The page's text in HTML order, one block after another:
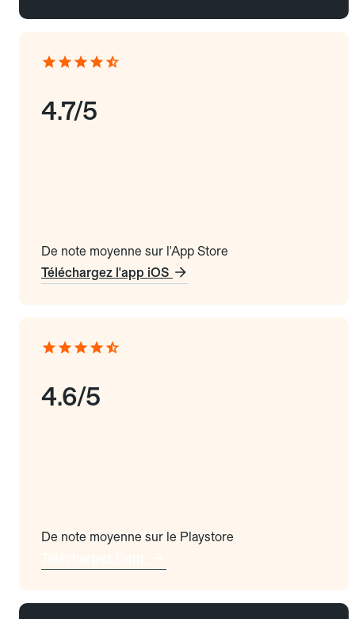
4.7/5
De note moyenne sur l'App Store
Téléchargez l'app iOS
4.6/5
De note moyenne sur le Playstore